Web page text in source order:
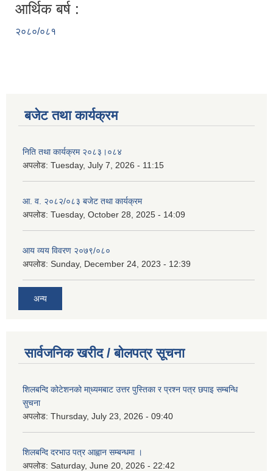
आर्थिक बर्ष :
२०८०/०८१
बजेट तथा कार्यक्रम
निति तथा कार्यक्रम २०८३।०८४
अपलोड: Tuesday, July 7, 2026 - 11:15
आ. व. २०८२/०८३ बजेट तथा कार्यक्रम
अपलोड: Tuesday, October 28, 2025 - 14:09
आय व्यय विवरण २०७९/०८०
अपलोड: Sunday, December 24, 2023 - 12:39
अन्य
सार्वजनिक खरीद / बोलपत्र सूचना
शिलबन्दि कोटेशनको मा्ध्यमबाट उत्तर पुस्तिका र प्रश्न पत्र छपाइ सम्बन्धि
सुचना
अपलोड: Thursday, July 23, 2026 - 09:40
शिलबन्दि दरभाउ पत्र आह्वान सम्बन्धमा ।
अपलोड: Saturday, June 20, 2026 - 22:42